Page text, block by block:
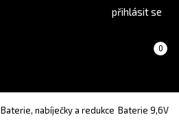
přihlásit se
Košík 0
(prázdný)
Baterie, nabíječky a redukce Baterie 9,6V